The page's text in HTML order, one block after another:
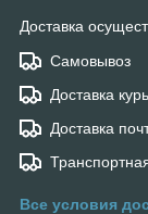
Доставка
Самовывоз
Доставка
Доставка
Все условия